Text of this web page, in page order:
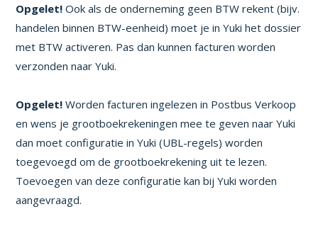
Opgelet! Ook als de onderneming geen BTW rekent (bijv.
handelen binnen BTW-eenheid) moet je in Yuki het dossier
met BTW activeren. Pas dan kunnen facturen worden
verzonden naar Yuki.
Opgelet! Worden facturen ingelezen in Postbus Verkoop
en wens je grootboekrekeningen mee te geven naar Yuki
dan moet configuratie in Yuki (UBL-regels) worden
toegevoegd om de grootboekrekening uit te lezen.
Toevoegen van deze configuratie kan bij Yuki worden
aangevraagd.